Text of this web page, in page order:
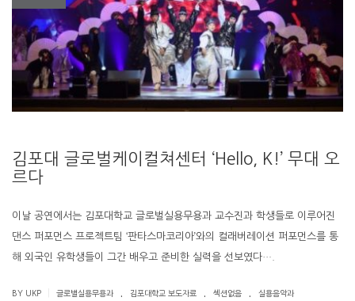
김포대 글로벌케이컬쳐센터 ‘Hello, K!’ 무대 오
르다
이날 공연에서는 김포대학교 글로벌실용무용과 교수진과 학생들로 이루어진
댄스 퍼포먼스 프로젝트팀 ‘판타스마코리아’와의 컬래버레이션 퍼포먼스를 통
해 외국인 유학생들이 그간 배우고 준비한 실력을 선보였다….
BY UKP 글로벌실용무용과 김포대학교 보도자료 섹션없음 실용음악과